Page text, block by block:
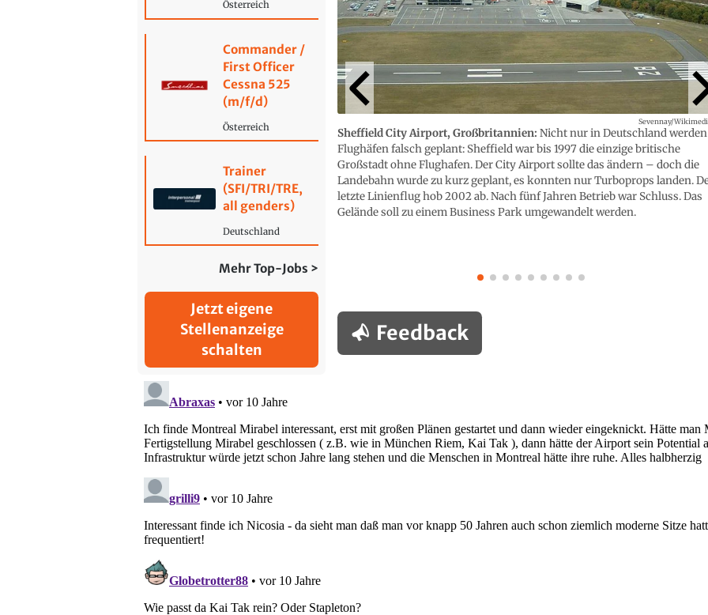
Österreich
Commander /
First Officer
Cessna 525
(m/f/d)
Österreich
Trainer
(SFI/TRI/TRE,
all genders)
Deutschland
Mehr Top-Jobs >
Jetzt eigene
Stellenanzeige
schalten
Sheffield City Airport, Großbritannien: Nicht nur in Deutschland werden
Flughäfen falsch geplant: Sheffield war bis 1997 die einzige britische
Großstadt ohne Flughafen. Der City Airport sollte das ändern – doch die
Landebahn wurde zu kurz geplant, es konnten nur Turboprops landen.
letzte Linienflug hob 2002 ab. Nach fünf Jahren Betrieb war Schluss. Das
Gelände soll zu einem Business Park umgewandelt werden.
Sevennay/
Feedback